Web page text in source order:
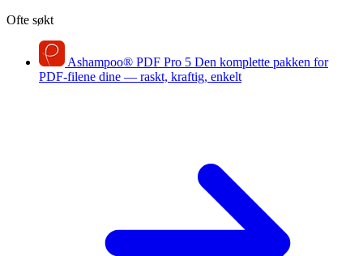
Ofte søkt
Ashampoo® PDF Pro 5 Den komplette pakken for
PDF-filene dine — raskt, kraftig, enkelt